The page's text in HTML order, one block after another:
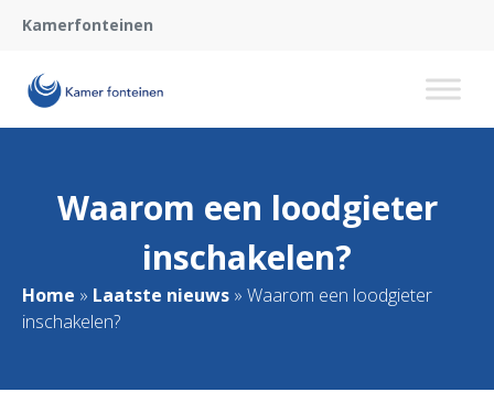
Kamerfonteinen
Waarom een loodgieter
inschakelen?
Home » Laatste nieuws » Waarom een loodgieter
inschakelen?